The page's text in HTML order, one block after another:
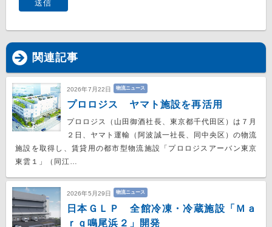
関連記事
2026年7月22日 物流ニュース
プロロジス ヤマト施設を再活用
プロロジス（山田御酒社長、東京都千代田区）は７月
２日、ヤマト運輸（阿波誠一社長、同中央区）の物流
施設を取得し、賃貸用の都市型物流施設「プロロジスアーバン東京
東雲１」（同江…
2026年5月29日 物流ニュース
日本ＧＬＰ 全館冷凍・冷蔵施設「Ｍａ
ｒｑ鳴尾浜２」開発